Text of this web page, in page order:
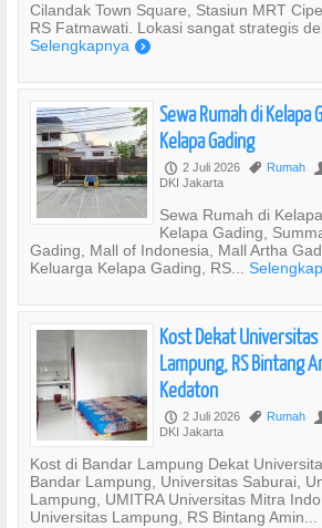
Cilandak Town Square, Stasiun MRT
RS Fatmawati. Lokasi sangat strategis
Selengkapnya )
Sewa Rumah di Kelapa
Kelapa Gading
P 2 Juli 2026 , Rumah
DKI Jakarta
Sewa Rumah di
Kelapa Gading,
Gading, Mall of Indonesia, Mall Artha
Keluarga Kelapa Gading, RS...
Kost Dekat Universitas
Lampung, RS Bintang
Kedaton
P 2 Juli 2026 , Rumah
DKI Jakarta
Kost di Bandar Lampung Dekat
Bandar Lampung, Universitas Saburai,
Lampung, UMITRA Universitas Mitra
Universitas Lampung, RS Bintang Amin...